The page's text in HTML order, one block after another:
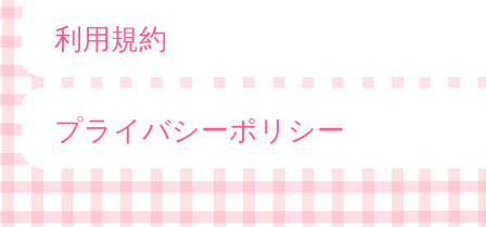
利用規約
プライバシーポリシー